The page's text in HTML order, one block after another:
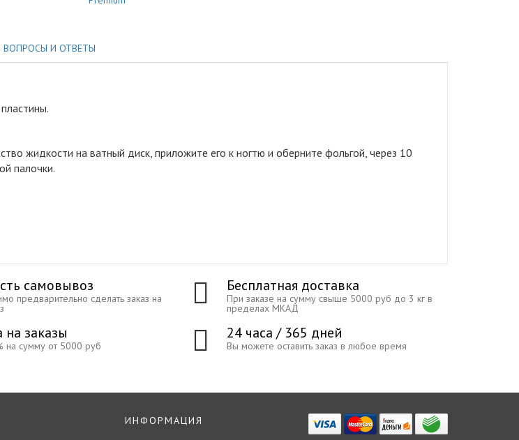
ВОПРОСЫ И ОТВЕТЫ
.
жидкости на ватный диск, приложите его к ногтю и оберните фольгой, через 10
палочки.
самовывоз
предварительно сделать заказ на
Бесплатная доставка
При заказе на сумму свыше 5000 руб до 3 кг в
пределах МКАД
на заказы
на сумму от 5000 руб
24 часа / 365 дней
Вы можете оставить заказ в любое время
ИНФОРМАЦИЯ